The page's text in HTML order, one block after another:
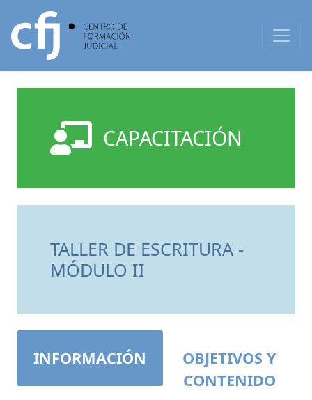
CAPACITACIÓN
TALLER DE ESCRITURA -
MÓDULO II
INFORMACIÓN
OBJETIVOS Y
CONTENIDO